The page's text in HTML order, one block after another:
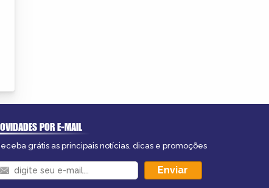
POR E-MAIL
grátis as principais notícias, dicas e promoções